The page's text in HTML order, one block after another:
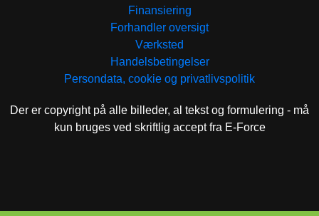
Finansiering
Forhandler oversigt
Værksted
Handelsbetingelser
Persondata, cookie og privatlivspolitik
Der er copyright på alle billeder, al tekst og formulering - må
kun bruges ved skriftlig accept fra E-Force